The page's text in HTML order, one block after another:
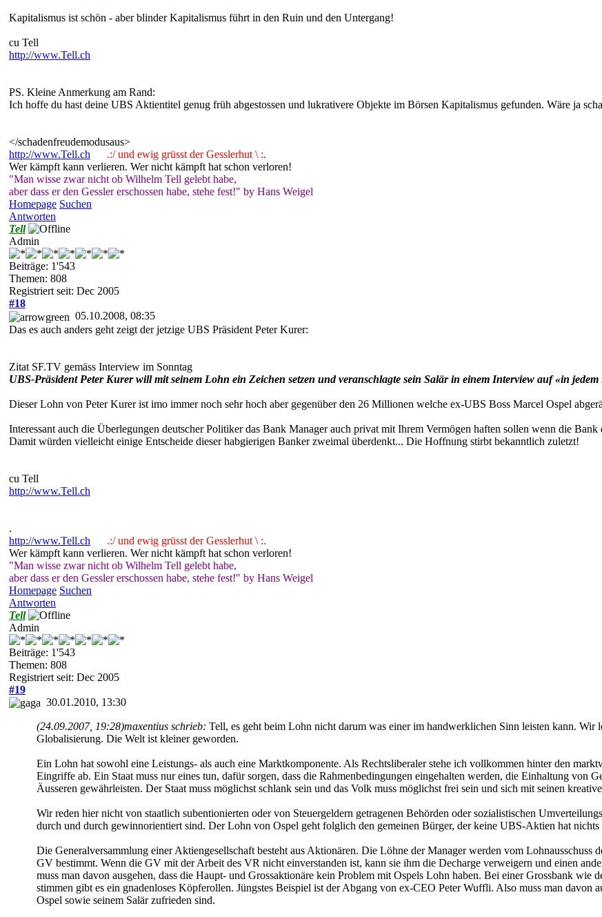
Kapitalismus ist schön - aber blinder Kapitalismus führt in den Ruin und den Untergang!
cu Tell
http://www.Tell.ch
PS. Kleine Anmerkung am Rand:
Ich hoffe du hast deine UBS Aktientitel genug früh abgestossen und lukrativere Objekte im Börsen Kapitalismus gefunden. Wäre ja
</schadenfreudemodusaus>
http://www.Tell.ch
.:/ und ewig grüsst der Gesslerhut \ :.
Wer kämpft kann verlieren. Wer nicht kämpft hat schon verloren!
"Man wisse zwar nicht ob Wilhelm Tell gelebt habe,
aber dass er den Gessler erschossen habe, stehe fest!" by Hans Weigel
Homepage Suchen
Antworten
Tell
Admin
Beiträge: 1'543
Themen: 808
Registriert seit: Dec 2005
#18
05.10.2008, 08:35
Das es auch anders geht zeigt der jetzige UBS Präsident Peter Kurer:
Zitat SF.TV gemäss Interview im Sonntag
UBS-Präsident Peter Kurer will mit seinem Lohn ein Zeichen setzen und veranschlagte sein Salär in einem Interview auf «in
Dieser Lohn von Peter Kurer ist imo immer noch sehr hoch aber gegenüber den 26 Millionen welche ex-UBS Boss Marcel Ospel
Interessant auch die Überlegungen deutscher Politiker das Bank Manager auch privat mit Ihrem Vermögen haften sollen wenn die
Damit würden vielleicht einige Entscheide dieser habgierigen Banker zweimal überdenkt... Die Hoffnung stirbt bekanntlich zuletzt!
cu Tell
http://www.Tell.ch
.
http://www.Tell.ch
.:/ und ewig grüsst der Gesslerhut \ :.
Wer kämpft kann verlieren. Wer nicht kämpft hat schon verloren!
"Man wisse zwar nicht ob Wilhelm Tell gelebt habe,
aber dass er den Gessler erschossen habe, stehe fest!" by Hans Weigel
Homepage Suchen
Antworten
Tell
Admin
Beiträge: 1'543
Themen: 808
Registriert seit: Dec 2005
#19
30.01.2010, 13:30
(24.09.2007, 19:28)maxentius schrieb: Tell, es geht beim Lohn nicht darum was einer im handwerklichen Sinn leisten kann.
Globalisierung. Die Welt ist kleiner geworden.
Ein Lohn hat sowohl eine Leistungs- als auch eine Marktkomponente. Als Rechtsliberaler stehe ich vollkommen hinter den
Eingriffe ab. Ein Staat muss nur eines tun, dafür sorgen, dass die Rahmenbedingungen eingehalten werden, die Einhaltung von
Äusseren gewährleisten. Der Staat muss möglichst schlank sein und das Volk muss möglichst frei sein und sich mit seinen
Wir reden hier nicht von staatlich subentionierten oder von Steuergeldern getragenen Behörden oder sozialistischen
durch und durch gewinnorientiert sind. Der Lohn von Ospel geht folglich den gemeinen Bürger, der keine UBS-Aktien hat nichts
Die Generalversammlung einer Aktiengesellschaft besteht aus Aktionären. Die Löhne der Manager werden vom Lohnausschuss
GV bestimmt. Wenn die GV mit der Arbeit des VR nicht einverstanden ist, kann sie ihm die Decharge verweigern und einen
muss man davon ausgehen, dass die Haupt- und Grossaktionäre kein Problem mit Ospels Lohn haben. Bei einer Grossbank
stimmen gibt es ein gnadenloses Köpferollen. Jüngstes Beispiel ist der Abgang von ex-CEO Peter Wuffli. Also muss man davon
Ospel sowie seinem Salär zufrieden sind.